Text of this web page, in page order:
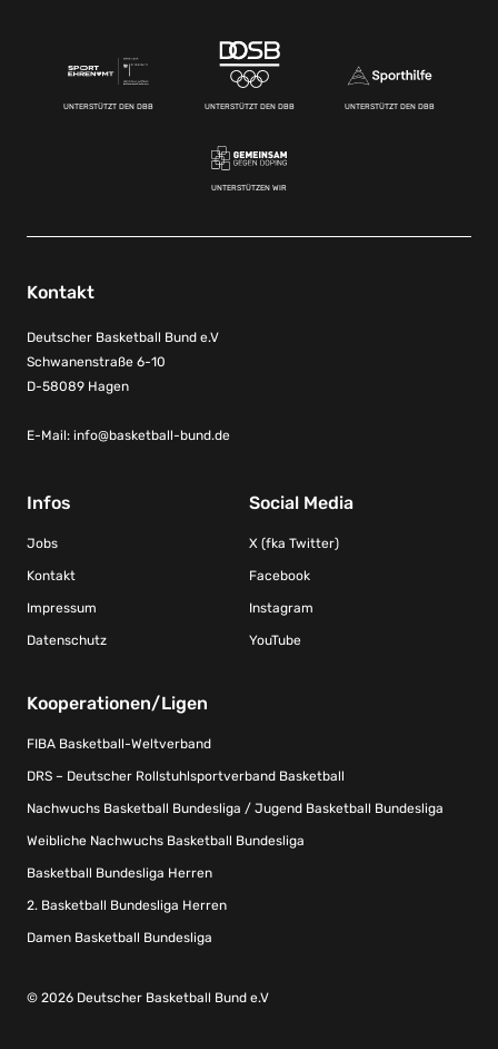
UNTERSTÜTZT DEN DBB UNTERSTÜTZT DEN DBB UNTERSTÜTZT DEN DBB
UNTERSTÜTZEN WIR
Kontakt
Deutscher Basketball Bund e.V
Schwanenstraße 6-10
D-58089 Hagen
E-Mail: info@basketball-bund.de
Infos
Jobs
Kontakt
Impressum
Datenschutz
Social Media
X (fka Twitter)
Facebook
Instagram
YouTube
Kooperationen/Ligen
FIBA Basketball-Weltverband
DRS – Deutscher Rollstuhlsportverband Basketball
Nachwuchs Basketball Bundesliga / Jugend Basketball Bundesliga
Weibliche Nachwuchs Basketball Bundesliga
Basketball Bundesliga Herren
2. Basketball Bundesliga Herren
Damen Basketball Bundesliga
© 2026 Deutscher Basketball Bund e.V